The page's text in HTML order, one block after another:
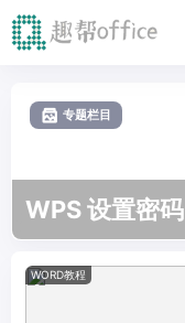
专题栏目
WPS 设置密码
WORD教程